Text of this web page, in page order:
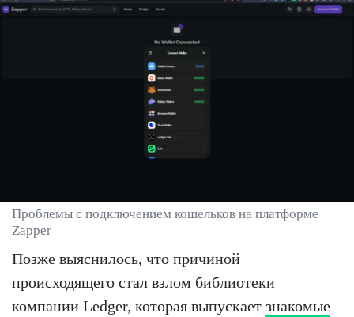
Проблемы с подключением кошельков на платформе
Zapper
Позже выяснилось, что причиной
происходящего стал взлом библиотеки
компании Ledger, которая выпускает знакомые